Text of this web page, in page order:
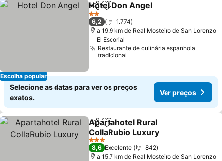
Escolha popular
PartilharAdicionar aos favoritos
Hotel Don Angel
2 Estrelas
6,2
1.774
a 19.9 km de Real Mosteiro de San Lorenzo
El Escorial
Restaurante de culinária espanhola
tradicional
Selecione as datas para ver os preços
exatos.
Ver preços
PartilharAdicionar aos favoritos
Apartahotel Rural
CollaRubio Luxury
Ver preços
3 Estrelas
8,6 Excelente
842
a 15.7 km de Real Mosteiro de San Lorenzo